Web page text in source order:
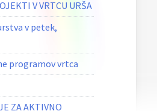
V VRTCU URŠA
v petek,
programov vrtca
ZA AKTIVNO